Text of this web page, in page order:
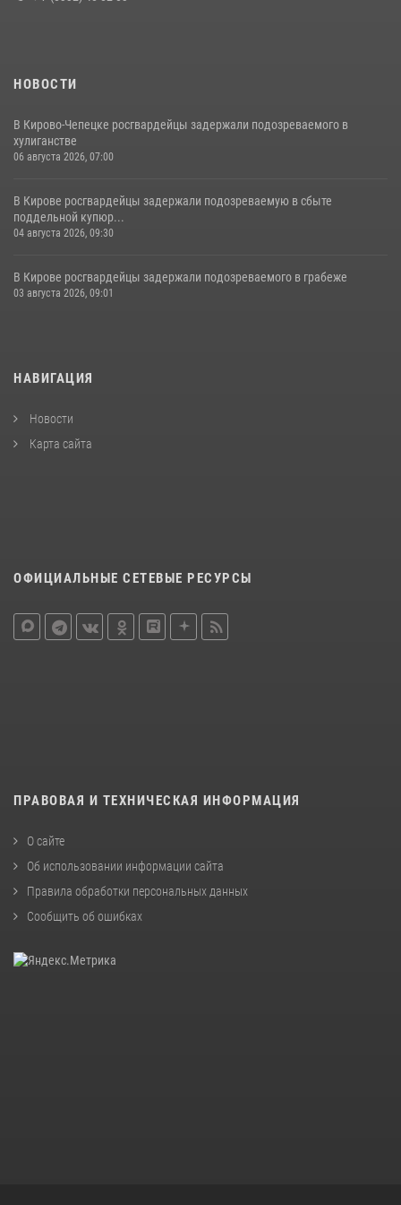
НОВОСТИ
В Кирово-Чепецке росгвардейцы задержали подозреваемого в
хулиганстве
06 августа 2026, 07:00
В Кирове росгвардейцы задержали подозреваемую в сбыте
поддельной купюр...
04 августа 2026, 09:30
В Кирове росгвардейцы задержали подозреваемого в грабеже
03 августа 2026, 09:01
НАВИГАЦИЯ
Новости
Карта сайта
ОФИЦИАЛЬНЫЕ СЕТЕВЫЕ РЕСУРСЫ
ПРАВОВАЯ И ТЕХНИЧЕСКАЯ ИНФОРМАЦИЯ
О сайте
Об использовании информации сайта
Правила обработки персональных данных
Сообщить об ошибках